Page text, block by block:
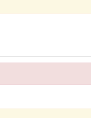
ーマンス終了後に配